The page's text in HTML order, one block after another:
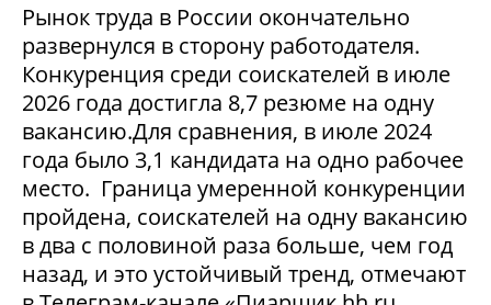
Рынок труда в России окончательно
развернулся в сторону работодателя.
Конкуренция среди соискателей в июле
2026 года достигла 8,7 резюме на одну
вакансию.Для сравнения, в июле 2024
года было 3,1 кандидата на одно рабочее
место. Граница умеренной конкуренции
пройдена, соискателей на одну вакансию
в два с половиной раза больше, чем год
назад, и это устойчивый тренд, отмечают